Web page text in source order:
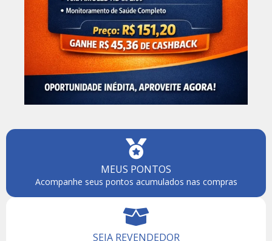
MEUS PONTOS
Acompanhe seus pontos acumulados nas compras
SEJA REVENDEDOR